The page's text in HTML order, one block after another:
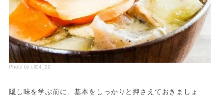
Photo by uli04_29
隠し味を学ぶ前に、基本をしっかりと押さえておきましょ